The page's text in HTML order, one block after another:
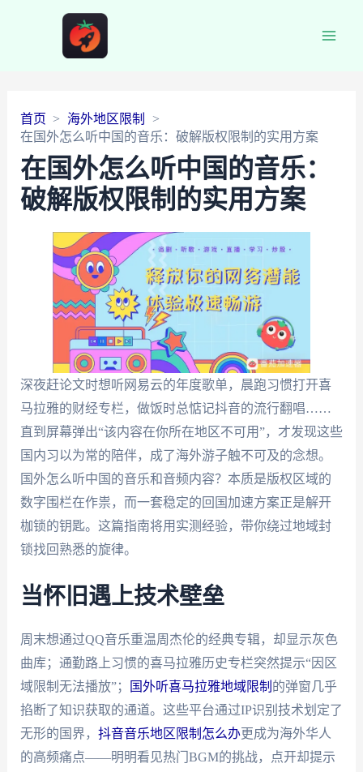
首页
海外地区限制
在国外怎么听中国的音乐：破解版权限制的实用方案
在国外怎么听中国的音乐：
破解版权限制的实用方案
深夜赶论文时想听网易云的年度歌单，晨跑习惯打开喜
马拉雅的财经专栏，做饭时总惦记抖音的流行翻唱……
直到屏幕弹出“该内容在你所在地区不可用”，才发现这些
国内习以为常的陪伴，成了海外游子触不可及的念想。
国外怎么听中国的音乐和音频内容？本质是版权区域的
数字围栏在作祟，而一套稳定的回国加速方案正是解开
枷锁的钥匙。这篇指南将用实测经验，带你绕过地域封
锁找回熟悉的旋律。
当怀旧遇上技术壁垒
周末想通过QQ音乐重温周杰伦的经典专辑，却显示灰色
曲库；通勤路上习惯的喜马拉雅历史专栏突然提示“因区
域限制无法播放”；
国外听喜马拉雅地域限制 的弹窗几乎
掐断了知识获取的通道。这些平台通过IP识别技术划定了
无形的国界， 抖音音乐地区限制怎么办更成为海外华人
的高频痛点——明明看见热门BGM的挑战，点开却提示